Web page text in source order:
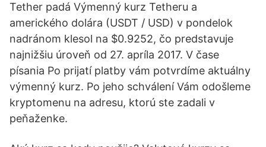
Tether padá Výmenný kurz Tetheru a
amerického dolára (USDT / USD) v pondelok
nadránom klesol na $0.9252, čo predstavuje
najnižšiu úroveň od 27. apríla 2017. V čase
písania Po prijatí platby vám potvrdíme aktuálny
výmenný kurz. Po jeho schválení Vám odošleme
kryptomenu na adresu, ktorú ste zadali v
peňaženke.